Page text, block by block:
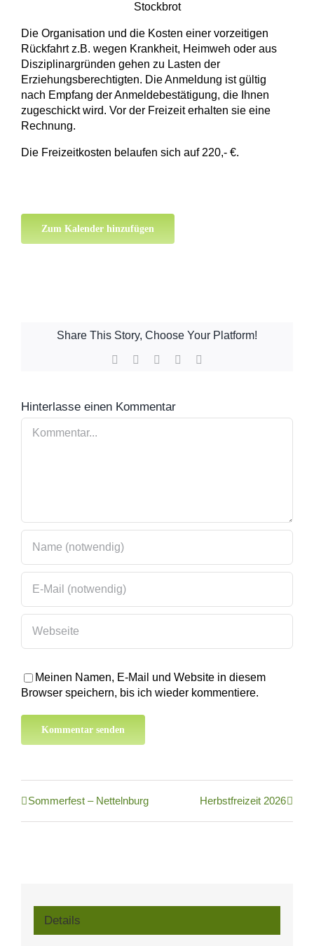
Stockbrot
Die Organisation und die Kosten einer vorzeitigen
Rückfahrt z.B. wegen Krankheit, Heimweh oder aus
Disziplinargründen gehen zu Lasten der
Erziehungsberechtigten. Die Anmeldung ist gültig
nach Empfang der Anmeldebestätigung, die Ihnen
zugeschickt wird. Vor der Freizeit erhalten sie eine
Rechnung.
Die Freizeitkosten belaufen sich auf 220,- €.
Zum Kalender hinzufügen
Share This Story, Choose Your Platform!
Facebook WhatsApp
Pinterest
Hinterlasse einen Kommentar
Meinen Namen, E-Mail und Website in diesem
Browser speichern, bis ich wieder kommentiere.
Sommerfest – Nettelnburg Herbstfreizeit 2026
Details